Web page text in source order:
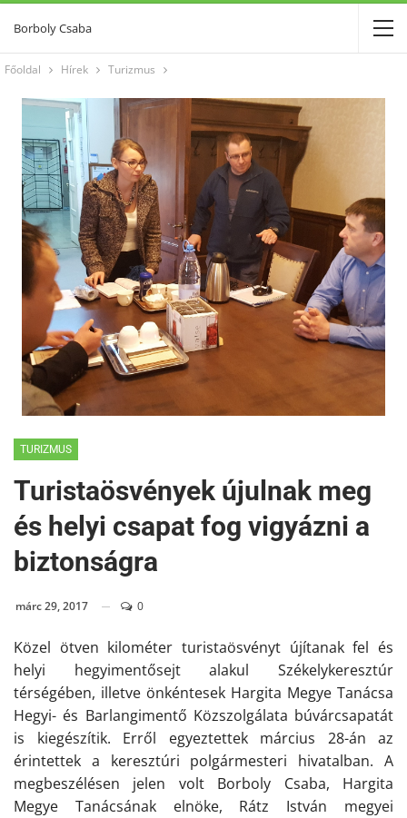
Borboly Csaba
Főoldal Hírek Turizmus
TURIZMUS
Turistaösvények újulnak meg
és helyi csapat fog vigyázni a
biztonságra
márc 29, 2017 0
Közel ötven kilométer turistaösvényt újítanak fel és
helyi hegyimentősejt alakul Székelykeresztúr
térségében, illetve önkéntesek Hargita Megye Tanácsa
Hegyi- és Barlangimentő Közszolgálata búvárcsapatát
is kiegészítik. Erről egyeztettek március 28-án az
érintettek a keresztúri polgármesteri hivatalban. A
megbeszélésen jelen volt Borboly Csaba, Hargita
Megye Tanácsának elnöke, Rátz István megyei